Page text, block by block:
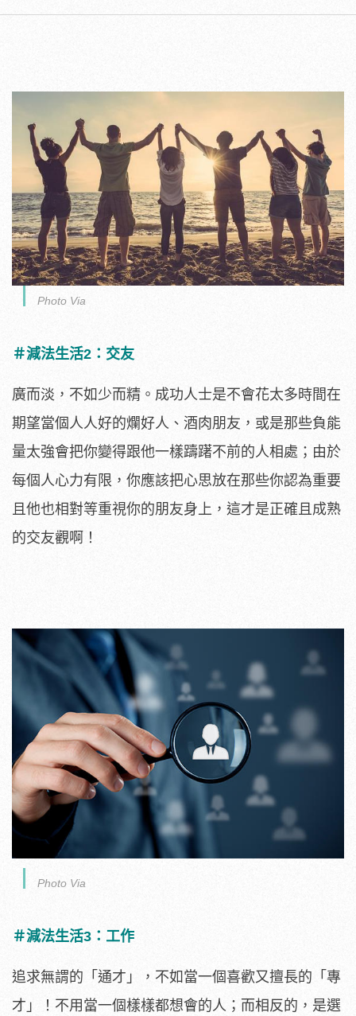
Photo Via
＃減法生活2：交友
廣而淡，不如少而精。成功人士是不會花太多時間在
期望當個人人好的爛好人、酒肉朋友，或是那些負能
量太強會把你變得跟他一樣躊躇不前的人相處；由於
每個人心力有限，你應該把心思放在那些你認為重要
且他也相對等重視你的朋友身上，這才是正確且成熟
的交友觀啊！
Photo Via
＃減法生活3：工作
追求無謂的「通才」，不如當一個喜歡又擅長的「專
才」！不用當一個樣樣都想會的人；而相反的，是選